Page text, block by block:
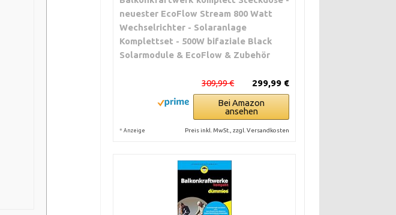
neuester EcoFlow Stream 800 Watt
Wechselrichter - Solaranlage
Komplettset - 500W bifaziale Black
Solarmodule & EcoFlow & Zubehör
299,99 €
309,99 €
Bei Amazon
ansehen
* Anzeige Preis inkl. MwSt., zzgl. Versandkosten